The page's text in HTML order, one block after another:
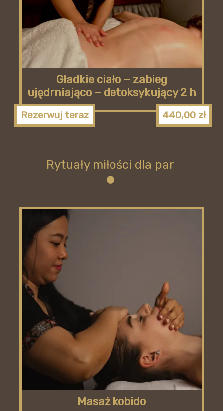
Gładkie ciało – zabieg
ujędrniająco – detoksykujący 2 h
440,00 zł
Rezerwuj teraz
Rytuały miłości dla par
Masaż kobido